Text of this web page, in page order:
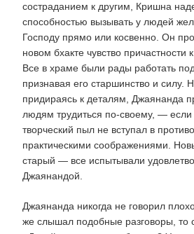
состраданием к другим, Кришна
способностью вызывать у людей
Господу прямо или косвенно. Он
новом бхакте чувство
Все в храме были рады работать
признавая его старшинство и силу.
придираясь к деталям, Джаянанда
людям трудиться по-своему, — если
творческий пыл не вступал в
практическими соображениями.
старый — все испытывали
Джаянандой.
Джаянанда никогда не говорил
же слышал подобные разговоры, то